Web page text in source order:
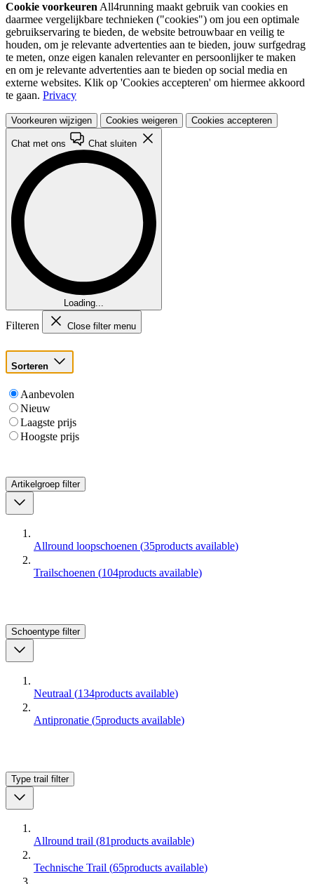
Cookie voorkeuren All4running maakt gebruik van cookies en
daarmee vergelijkbare technieken ("cookies") om jou een optimale
gebruikservaring te bieden, de website betrouwbaar en veilig te
houden, om je relevante advertenties aan te bieden, jouw surfgedrag
te meten, onze eigen kanalen relevanter en persoonlijker te maken
en om je relevante advertenties aan te bieden op social media en
externe websites. Klik op 'Cookies accepteren' om hiermee akkoord
te gaan. Privacy
Voorkeuren wijzigen Cookies weigeren Cookies accepteren
Chat met ons Chat sluiten
Loading...
Filteren Close filter menu
Sorteren
Aanbevolen
Nieuw
Laagste prijs
Hoogste prijs
Artikelgroep filter
Allround loopschoenen (35products available)
Trailschoenen (104products available)
Schoentype filter
Neutraal (134products available)
Antipronatie (5products available)
Type trail filter
Allround trail (81products available)
Technische Trail (65products available)